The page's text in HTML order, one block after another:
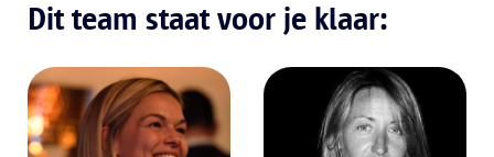
Dit team staat voor je klaar: